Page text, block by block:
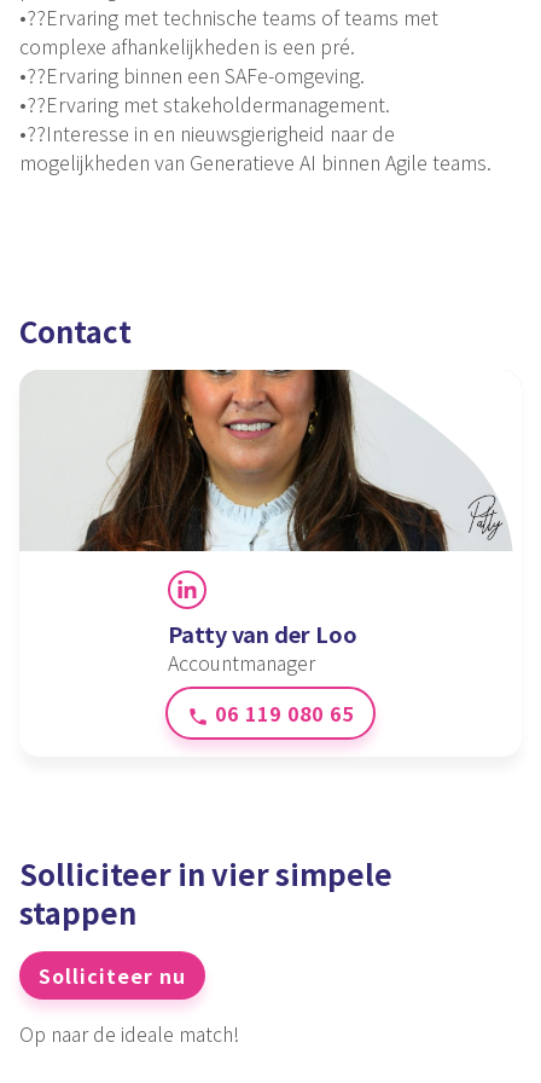
•??Ervaring met technische teams of teams met
complexe afhankelijkheden is een pré.
•??Ervaring binnen een SAFe-omgeving.
•??Ervaring met stakeholdermanagement.
•??Interesse in en nieuwsgierigheid naar de
mogelijkheden van Generatieve AI binnen Agile teams.
Contact
LinkedIn
Patty van der Loo
Accountmanager
phone 06 119 080 65
Solliciteer in vier simpele
stappen
Solliciteer nu
Op naar de ideale match!